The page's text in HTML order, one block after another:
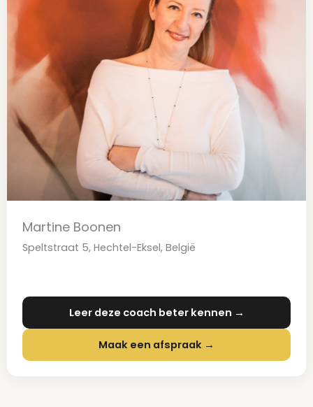
Martine Boonen
Speltstraat 5, Hechtel-Eksel, België
Leer deze coach beter kennen →
Maak een afspraak →